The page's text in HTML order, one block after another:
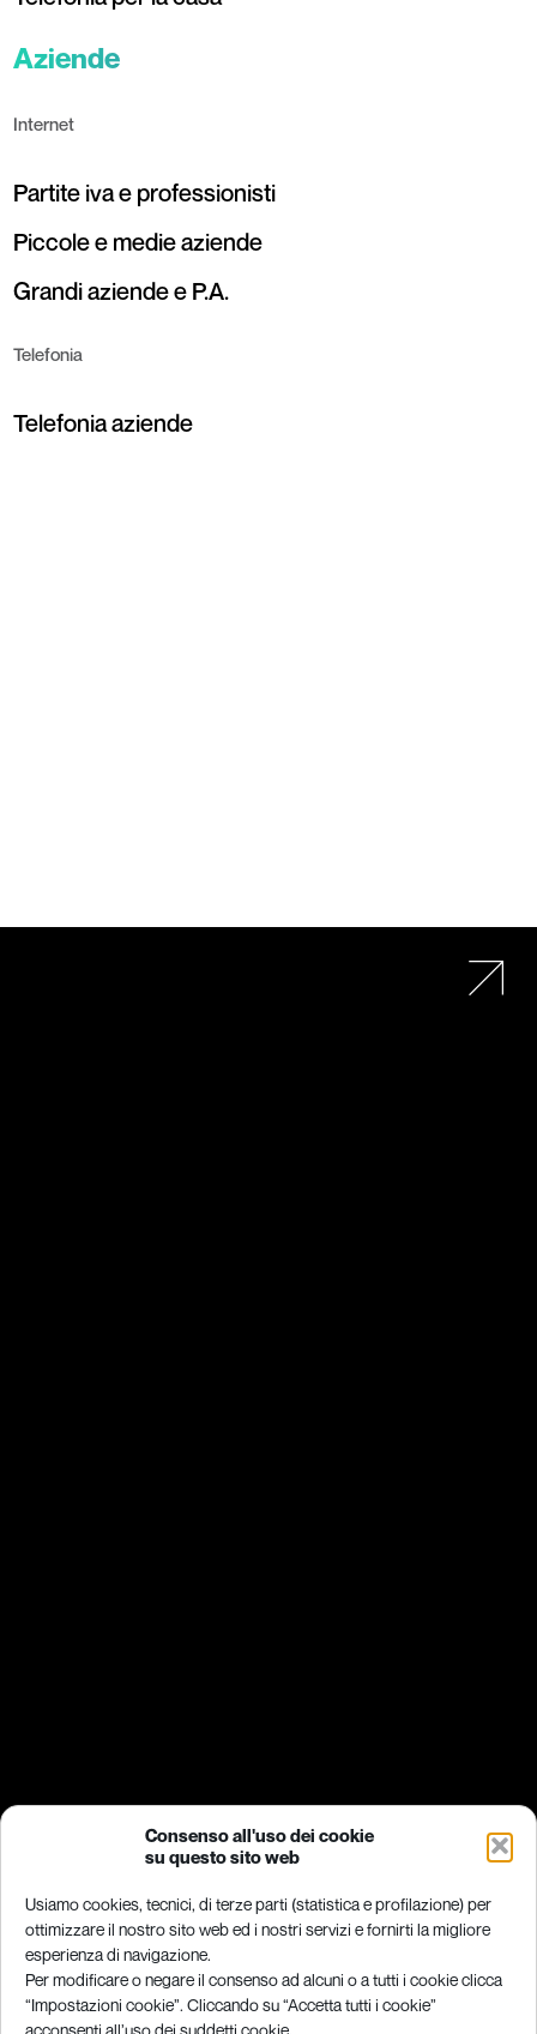
Consenso all'uso dei cookie
su questo sito web
Usiamo cookies, tecnici, di terze parti (statistica e profilazione) per
ottimizzare il nostro sito web ed i nostri servizi e fornirti la migliore
esperienza di navigazione.
Per modificare o negare il consenso ad alcuni o a tutti i cookie clicca
“Impostazioni cookie”. Cliccando su “Accetta tutti i cookie”
acconsenti all’uso dei suddetti cookie.
Aziende
Internet
Partite iva e professionisti
Piccole e medie aziende
Grandi aziende e P.A.
Telefonia
Telefonia aziende